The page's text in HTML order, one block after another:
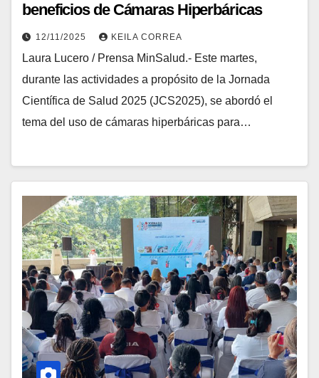
beneficios de Cámaras Hiperbáricas
12/11/2025 KEILA CORREA
Laura Lucero / Prensa MinSalud.- Este martes,
durante las actividades a propósito de la Jornada
Científica de Salud 2025 (JCS2025), se abordó el
tema del uso de cámaras hiperbáricas para…